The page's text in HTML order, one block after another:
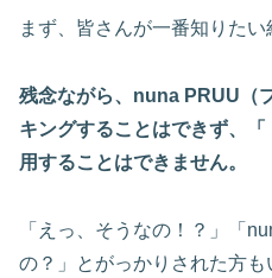
まず、皆さんが一番知りたい
残念ながら、nuna PRUU（
キングすることはできず、
用することはできません。
「えっ、そうなの！？」「
の？」とがっかりされた方も